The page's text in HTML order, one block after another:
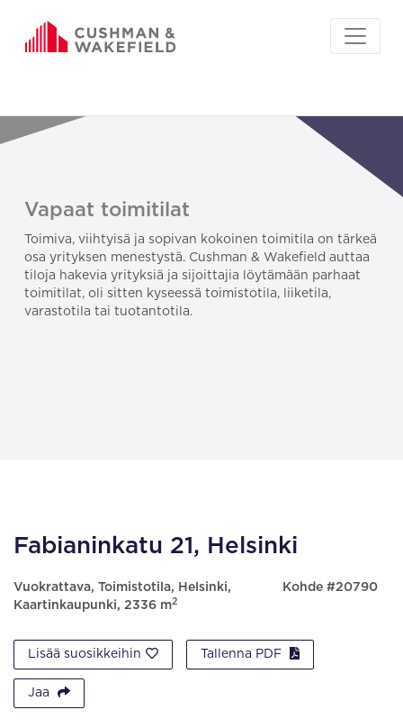
Vapaat toimitilat
Toimiva, viihtyisä ja sopivan kokoinen toimitila on tärkeä
osa yrityksen menestystä. Cushman & Wakefield auttaa
tiloja hakevia yrityksiä ja sijoittajia löytämään parhaat
toimitilat, oli sitten kyseessä toimistotila, liiketila,
varastotila tai tuotantotila.
Fabianinkatu 21, Helsinki
Vuokrattava, Toimistotila, Helsinki,
Kaartinkaupunki, 2336 m2
Kohde #20790
Lisää suosikkeihin Tallenna PDF
Jaa